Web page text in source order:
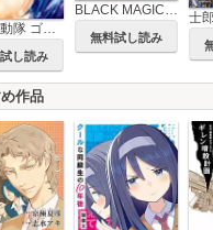
し読み
BLACK MAGIC GHOST DRIVE
無料試し読み
作品